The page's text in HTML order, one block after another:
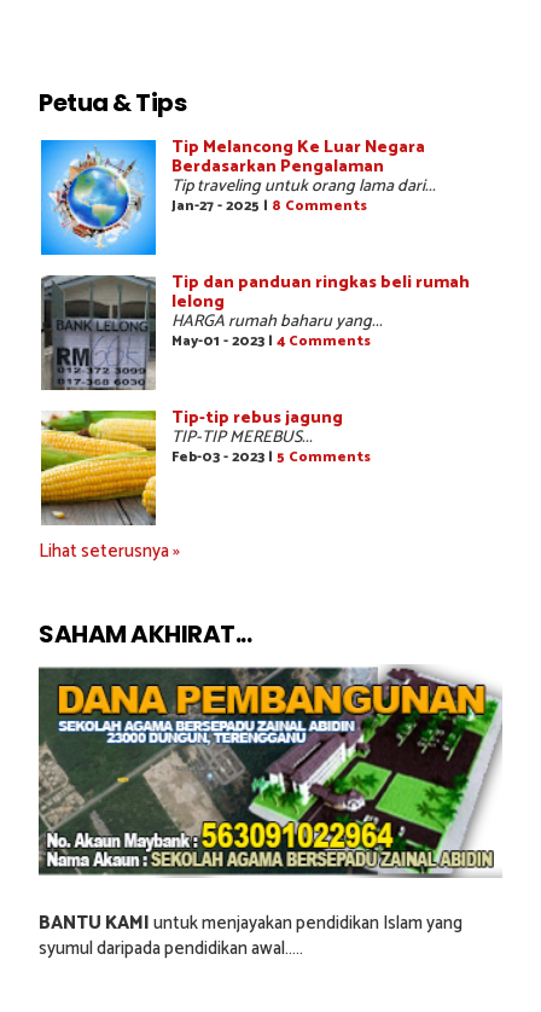
Petua & Tips
Tip Melancong Ke Luar Negara
Berdasarkan Pengalaman
Tip traveling untuk orang lama dari...
Jan-27 - 2025 | 8 Comments
Tip dan panduan ringkas beli rumah
lelong
HARGA rumah baharu yang...
May-01 - 2023 | 4 Comments
Tip-tip rebus jagung
TIP-TIP MEREBUS...
Feb-03 - 2023 | 5 Comments
Lihat seterusnya »
SAHAM AKHIRAT...
BANTU KAMIuntuk menjayakan pendidikan Islam yang
syumul daripada pendidikan awal.....